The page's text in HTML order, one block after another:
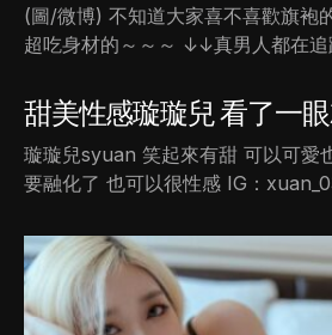
(圖/微博) 不知道大家喜不喜歡旗袍
超吃身材的～～～ ↓↓真男人都在
甜美性感璇璇兒 看了一
璇璇兒syuan 笑起來有甜 可以可愛
要融化了 也可以很性感 IG：